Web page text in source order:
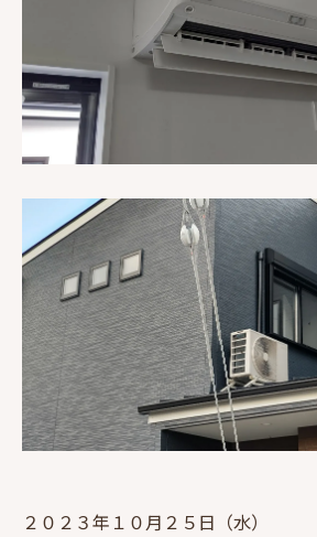
２０２３年１０月２５日（水）